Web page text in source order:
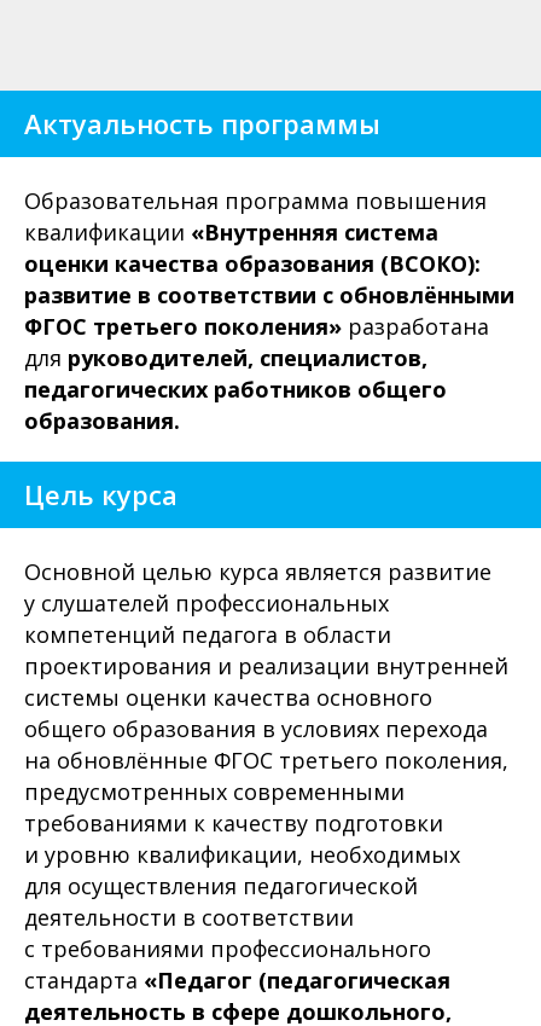
Актуальность программы
Образовательная программа повышения
квалификации «Внутренняя система
оценки качества образования (ВСОКО):
развитие в соответствии с обновлёнными
ФГОС третьего поколения» разработана
для руководителей, специалистов,
педагогических работников общего
образования.
Цель курса
Основной целью курса является развитие
у слушателей профессиональных
компетенций педагога в области
проектирования и реализации внутренней
системы оценки качества основного
общего образования в условиях перехода
на обновлённые ФГОС третьего поколения,
предусмотренных современными
требованиями к качеству подготовки
и уровню квалификации, необходимых
для осуществления педагогической
деятельности в соответствии
с требованиями профессионального
стандарта «Педагог (педагогическая
деятельность в сфере дошкольного,